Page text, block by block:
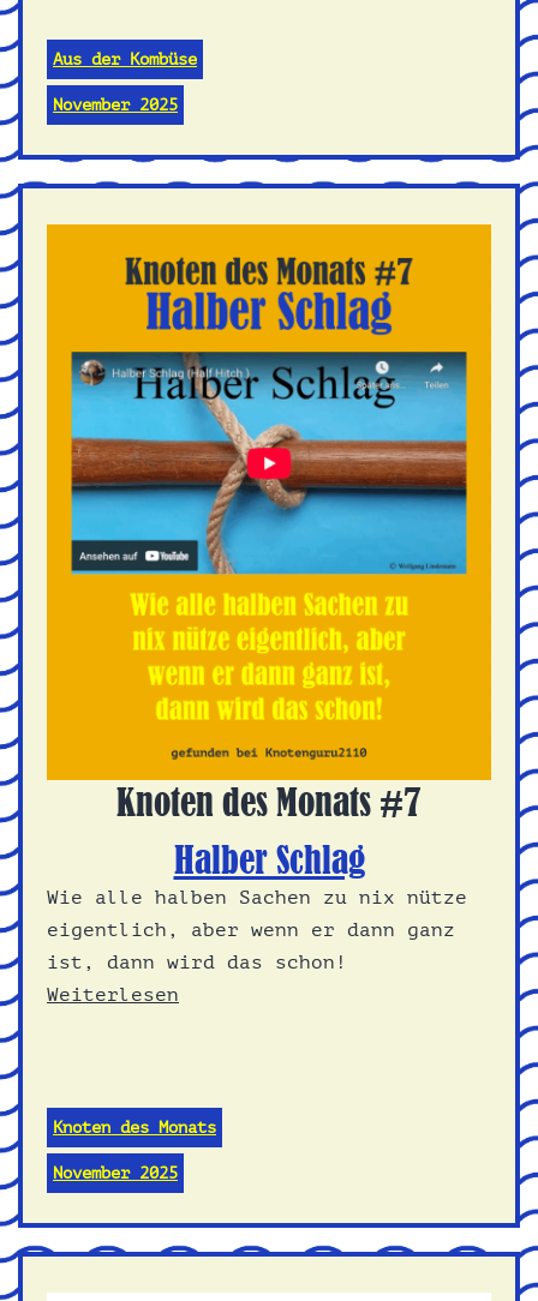
Aus der Kombüse
November 2025
Knoten des Monats #7
Halber Schlag
Wie alle halben Sachen zu nix nütze
eigentlich, aber wenn er dann ganz
ist, dann wird das schon!
Weiterlesen
Knoten des Monats
November 2025